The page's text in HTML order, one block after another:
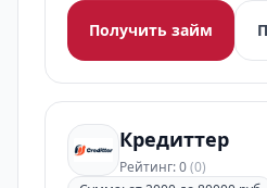
Получить займ
Кредиттер
Рейтинг: 0(0)